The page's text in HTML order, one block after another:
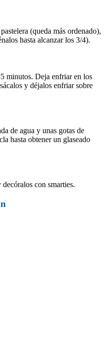
(queda más ordenado),
hasta alcanzar los 3/4).
minutos. Deja enfriar en los
y déjalos enfriar sobre
de agua y unas gotas de
hasta obtener un glaseado
con smarties.